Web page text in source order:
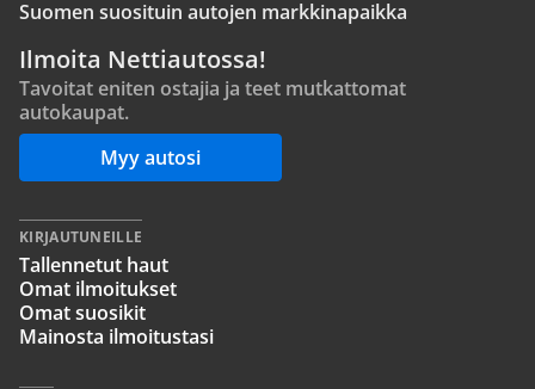
Suomen suosituin autojen markkinapaikka
Ilmoita Nettiautossa!
Tavoitat eniten ostajia ja teet mutkattomat
autokaupat.
Myy autosi
KIRJAUTUNEILLE
Tallennetut haut
Omat ilmoitukset
Omat suosikit
Mainosta ilmoitustasi